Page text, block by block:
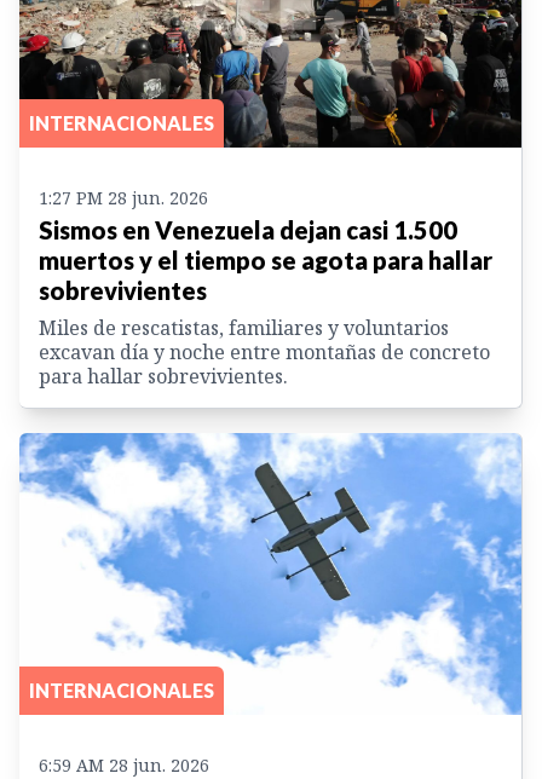
INTERNACIONALES
1:27 PM 28 jun. 2026
Sismos en Venezuela dejan casi 1.500
muertos y el tiempo se agota para hallar
sobrevivientes
Miles de rescatistas, familiares y voluntarios
excavan día y noche entre montañas de concreto
para hallar sobrevivientes.
INTERNACIONALES
6:59 AM 28 jun. 2026